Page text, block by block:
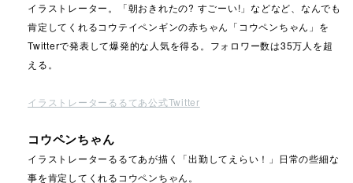
イラストレーター。「朝おきれたの? すごーい!」などなど、なんでも
肯定してくれるコウテイペンギンの赤ちゃん「コウペンちゃん」を
Twitterで発表して爆発的な人気を得る。フォロワー数は35万人を超
える。
イラストレーターるるてあ公式Twitter
コウペンちゃん
イラストレーターるるてあが描く「出勤してえらい！」日常の些細な
事を肯定してくれるコウペンちゃん。